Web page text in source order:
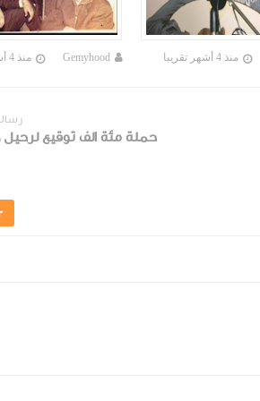
منذ 4 أشهر تقريبا Gemyhood منذ 4 أشهر تقريبا
حملة مئة الف توقيع